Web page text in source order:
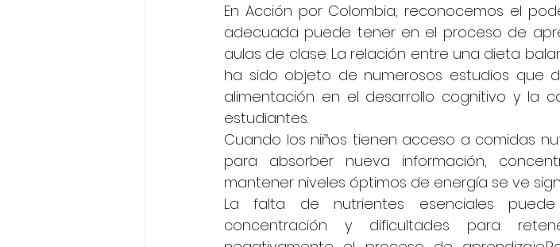
En Acción por Colombia, reconocemos el
adecuada puede tener en el proceso de
aulas de clase. La relación entre una dieta
ha sido objeto de numerosos estudios que
alimentación en el desarrollo cognitivo y la
estudiantes.
Cuando los niños tienen acceso a comidas
para absorber nueva información,
mantener niveles óptimos de energía se ve
La falta de nutrientes esenciales
concentración y dificultades para